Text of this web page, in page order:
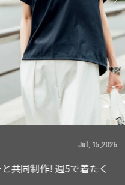
Jul, 15,2026
共同制作! 週5で着たく